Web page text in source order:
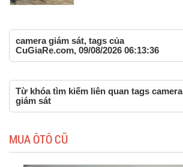
camera giám sát, tags của
CuGiaRe.com, 09/08/2026 06:13:36
Từ khóa tìm kiếm liên quan tags camera
giám sát
MUA ÔTÔ CŨ